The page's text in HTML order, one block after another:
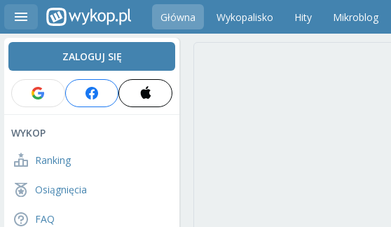
Główna Wykopalisko Hity Mikroblog
ZALOGUJ SIĘ
WYKOP
Ranking
Osiągnięcia
FAQ